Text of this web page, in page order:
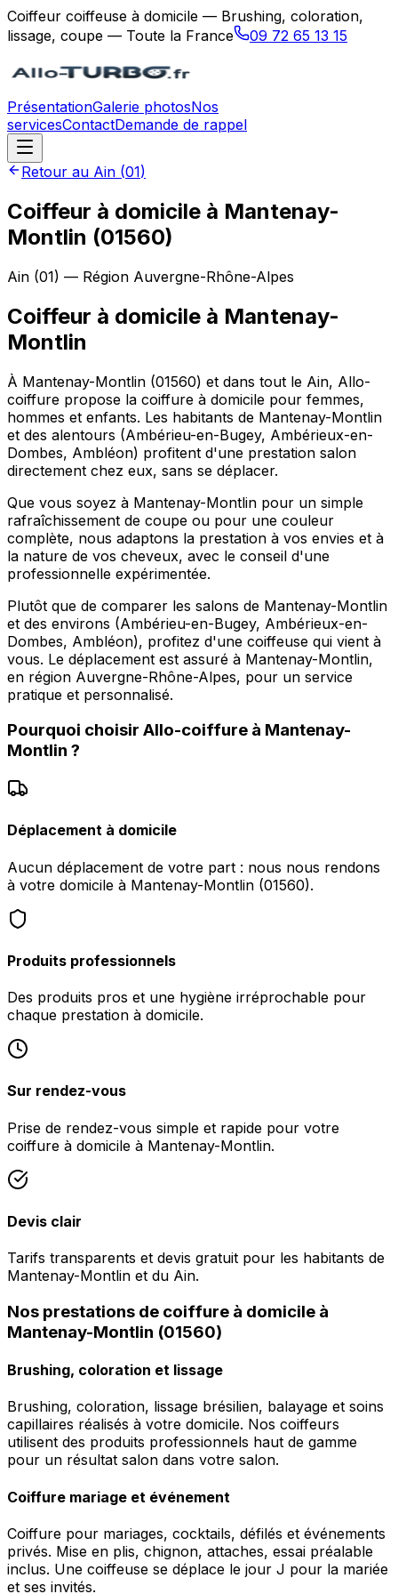
Coiffeur coiffeuse à domicile — Brushing, coloration,
lissage, coupe — Toute la France
09 72 65 13 15
PrésentationGalerie photosNos
servicesContactDemande de rappel
Retour au Ain (01)
Coiffeur à domicile à Mantenay-
Montlin (01560)
Ain (01) — Région Auvergne-Rhône-Alpes
Coiffeur à domicile à Mantenay-
Montlin
À Mantenay-Montlin (01560) et dans tout le Ain, Allo-
coiffure propose la coiffure à domicile pour femmes,
hommes et enfants. Les habitants de Mantenay-Montlin
et des alentours (Ambérieu-en-Bugey, Ambérieux-en-
Dombes, Ambléon) profitent d'une prestation salon
directement chez eux, sans se déplacer.
Que vous soyez à Mantenay-Montlin pour un simple
rafraîchissement de coupe ou pour une couleur
complète, nous adaptons la prestation à vos envies et à
la nature de vos cheveux, avec le conseil d'une
professionnelle expérimentée.
Plutôt que de comparer les salons de Mantenay-Montlin
et des environs (Ambérieu-en-Bugey, Ambérieux-en-
Dombes, Ambléon), profitez d'une coiffeuse qui vient à
vous. Le déplacement est assuré à Mantenay-Montlin,
en région Auvergne-Rhône-Alpes, pour un service
pratique et personnalisé.
Pourquoi choisir Allo-coiffure à Mantenay-
Montlin ?
Déplacement à domicile
Aucun déplacement de votre part : nous nous rendons
à votre domicile à Mantenay-Montlin (01560).
Produits professionnels
Des produits pros et une hygiène irréprochable pour
chaque prestation à domicile.
Sur rendez-vous
Prise de rendez-vous simple et rapide pour votre
coiffure à domicile à Mantenay-Montlin.
Devis clair
Tarifs transparents et devis gratuit pour les habitants de
Mantenay-Montlin et du Ain.
Nos prestations de coiffure à domicile à
Mantenay-Montlin (01560)
Brushing, coloration et lissage
Brushing, coloration, lissage brésilien, balayage et soins
capillaires réalisés à votre domicile. Nos coiffeurs
utilisent des produits professionnels haut de gamme
pour un résultat salon dans votre salon.
Coiffure mariage et événement
Coiffure pour mariages, cocktails, défilés et événements
privés. Mise en plis, chignon, attaches, essai préalable
inclus. Une coiffeuse se déplace le jour J pour la mariée
et ses invités.